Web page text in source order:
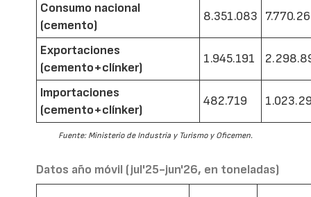
Consumo nacional
(cemento)
8.351.083
Exportaciones
(cemento+clínker)
1.945.191
Importaciones
(cemento+clínker)
482.719
Fuente: Ministerio de Industria y Turismo y Oficemen.
Datos año móvil (jul'25-jun'26, en toneladas)